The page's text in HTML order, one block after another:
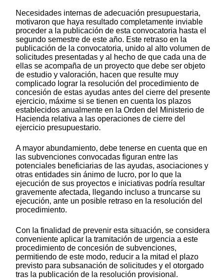
Necesidades internas de adecuación presupuestaria,
motivaron que haya resultado completamente inviable
proceder a la publicación de esta convocatoria hasta el
segundo semestre de este año. Este retraso en la
publicación de la convocatoria, unido al alto volumen de
solicitudes presentadas y al hecho de que cada una de
ellas se acompaña de un proyecto que debe ser objeto
de estudio y valoración, hacen que resulte muy
complicado lograr la resolución del procedimiento de
concesión de estas ayudas antes del cierre del presente
ejercicio, máxime si se tienen en cuenta los plazos
establecidos anualmente en la Orden del Ministerio de
Hacienda relativa a las operaciones de cierre del
ejercicio presupuestario.
A mayor abundamiento, debe tenerse en cuenta que en
las subvenciones convocadas figuran entre las
potenciales beneficiarias de las ayudas, asociaciones y
otras entidades sin ánimo de lucro, por lo que la
ejecución de sus proyectos e iniciativas podría resultar
gravemente afectada, llegando incluso a truncarse su
ejecución, ante un posible retraso en la resolución del
procedimiento.
Con la finalidad de prevenir esta situación, se considera
conveniente aplicar la tramitación de urgencia a este
procedimiento de concesión de subvenciones,
permitiendo de este modo, reducir a la mitad el plazo
previsto para subsanación de solicitudes y el otorgado
tras la publicación de la resolución provisional.